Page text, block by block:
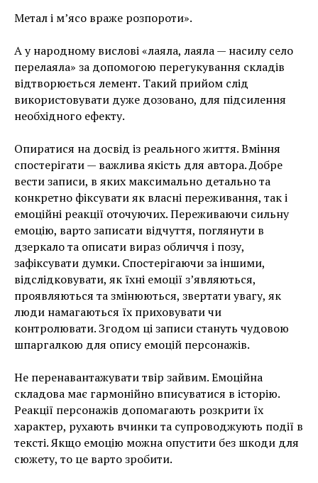
Метал і м’ясо враже розпороти».
А у народному вислові «лаяла, лаяла — насилу село
перелаяла» за допомогою перегукування складів
відтворюється лемент. Такий прийом слід
використовувати дуже дозовано, для підсилення
необхідного ефекту.
Опиратися на досвід із реального життя. Вміння
спостерігати — важлива якість для автора. Добре
вести записи, в яких максимально детально та
конкретно фіксувати як власні переживання, так і
емоційні реакції оточуючих. Переживаючи сильну
емоцію, варто записати відчуття, поглянути в
дзеркало та описати вираз обличчя і позу,
зафіксувати думки. Спостерігаючи за іншими,
відслідковувати, як їхні емоції з’являються,
проявляються та змінюються, звертати увагу, як
люди намагаються їх приховувати чи
контролювати. Згодом ці записи стануть чудовою
шпаргалкою для опису емоцій персонажів.
Не перенавантажувати твір зайвим. Емоційна
складова має гармонійно вписуватися в історію.
Реакції персонажів допомагають розкрити їх
характер, рухають вчинки та супроводжують події в
тексті. Якщо емоцію можна опустити без шкоди для
сюжету, то це варто зробити.